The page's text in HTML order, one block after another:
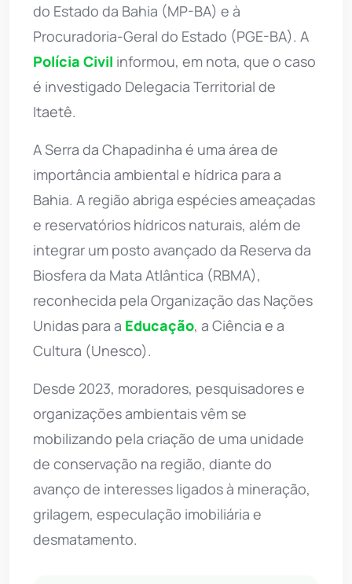
do Estado da Bahia (MP-BA) e à
Procuradoria-Geral do Estado (PGE-BA). A
Polícia Civil informou, em nota, que o caso
é investigado Delegacia Territorial de
Itaetê.
A Serra da Chapadinha é uma área de
importância ambiental e hídrica para a
Bahia. A região abriga espécies ameaçadas
e reservatórios hídricos naturais, além de
integrar um posto avançado da Reserva da
Biosfera da Mata Atlântica (RBMA),
reconhecida pela Organização das Nações
Unidas para a Educação, a Ciência e a
Cultura (Unesco).
Desde 2023, moradores, pesquisadores e
organizações ambientais vêm se
mobilizando pela criação de uma unidade
de conservação na região, diante do
avanço de interesses ligados à mineração,
grilagem, especulação imobiliária e
desmatamento.